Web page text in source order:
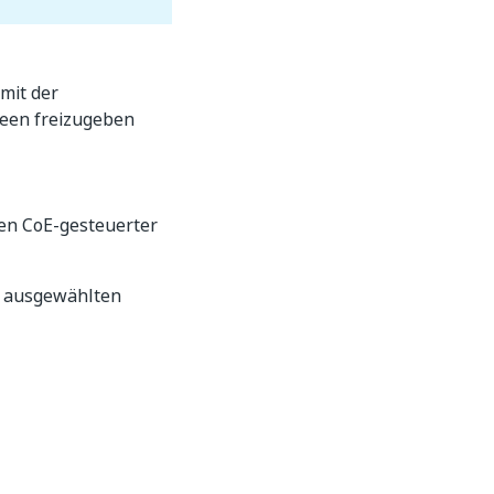
der
freizugeben
CoE-gesteuerter